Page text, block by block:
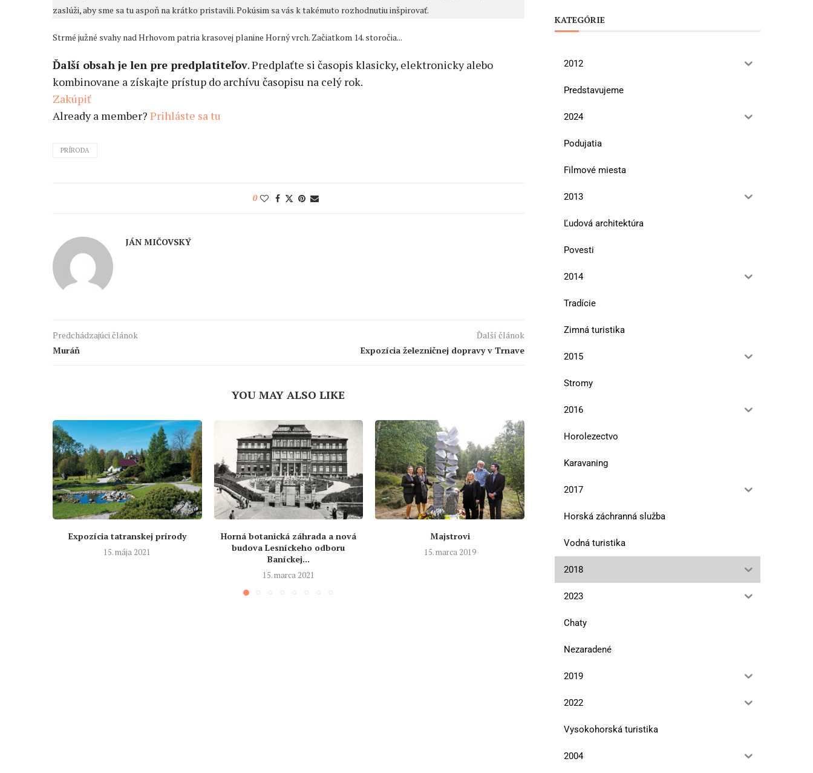
zaslúži, aby sme sa tu aspoň na krátko pristavili. Pokúsim sa vás k takémuto rozhodnutiu inšpirovať.
Strmé južné svahy nad Hrhovom patria krasovej planine Horný vrch. Začiatkom 14. storočia...
Ďalší obsah je len pre predplatiteľov. Predplaťte si časopis klasicky, elektronicky alebo
kombinovane a získajte prístup do archívu časopisu na celý rok.
Zakúpiť
Already a member? Prihláste sa tu
PRÍRODA
0
JÁN MIČOVSKÝ
Predchádzajúci článok
Muráň
Ďalší článok
Expozícia železničnej dopravy v Trnave
YOU MAY ALSO LIKE
Expozícia tatranskej prírody
15. mája 2021
Horná botanická záhrada a nová
budova Lesníckeho odboru
Baníckej...
15. marca 2021
Majstrovi
15. marca 2019
KATEGÓRIE
2012
Predstavujeme
2024
Podujatia
Filmové miesta
2013
Ľudová architektúra
Povesti
2014
Tradície
Zimná turistika
2015
Stromy
2016
Horolezectvo
Karavaning
2017
Horská záchranná služba
Vodná turistika
2018
2023
Chaty
Nezaradené
2019
2022
Vysokohorská turistika
2004